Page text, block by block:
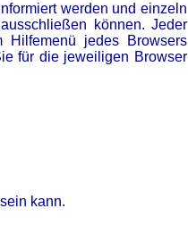
werden und einzeln
können. Jeder
jedes Browsers
für die jeweiligen Browser
kann.